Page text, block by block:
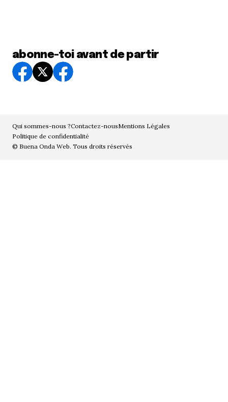
abonne-toi avant de partir
Qui sommes-nous ?Contactez-nousMentions Légales
Politique de confidentialité
© Buena Onda Web. Tous droits réservés